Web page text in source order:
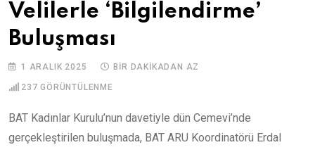
Velilerle ‘Bilgilendirme’
Buluşması
1 ARALIK 2025 BIR DAKIKADAN AZ
237 GÖRÜNTÜLENME
BAT Kadınlar Kurulu’nun davetiyle dün Cemevi’nde
gerçekleştirilen buluşmada, BAT ARU Koordinatörü Erdal